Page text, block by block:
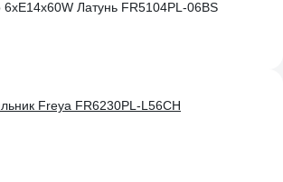
Латунь FR5104PL-06BS